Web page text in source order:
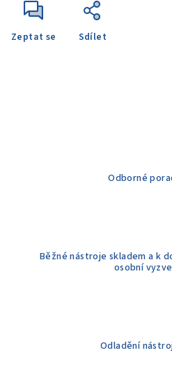
Zeptat se Sdílet
Odborné
Běžné nástroje skladem a k
osobní
Odladění